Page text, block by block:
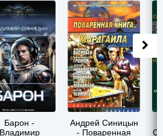
Барон -
Владимир
Андрей Синицын
- Поваренная